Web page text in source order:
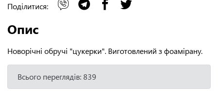
Поділитися:
Опис
Новорічні обручі "цукерки". Виготовлений з фоамірану.
Всього переглядів: 839